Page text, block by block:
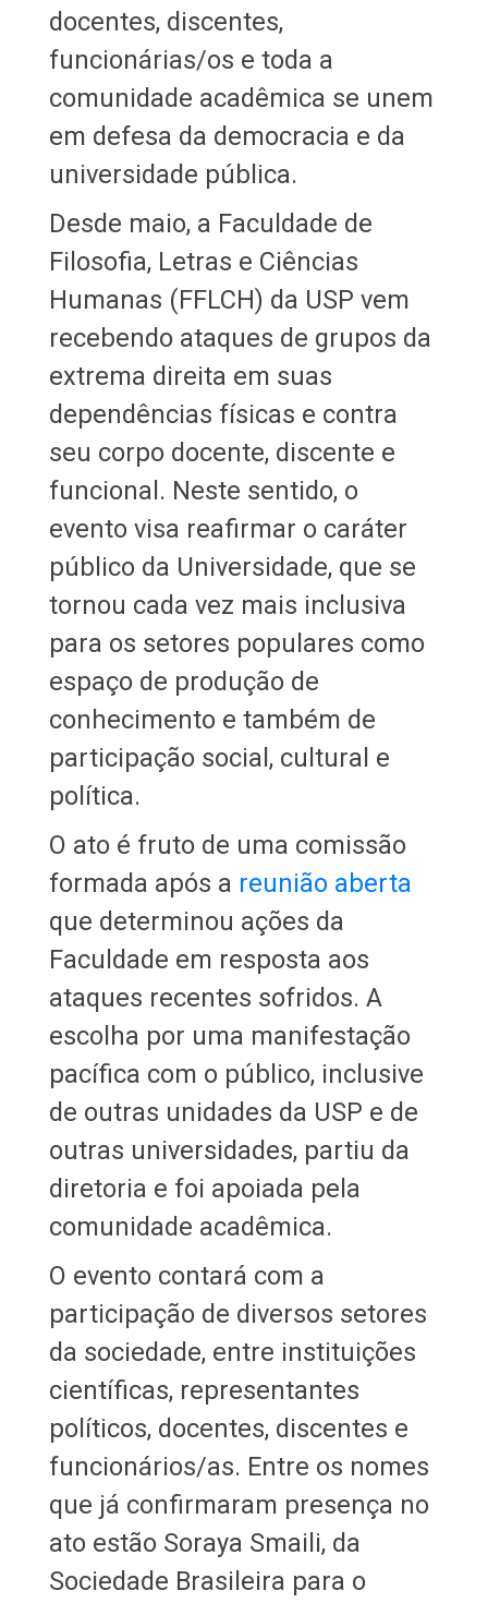
docentes, discentes,
funcionárias/os e toda a
comunidade acadêmica se unem
em defesa da democracia e da
universidade pública.
Desde maio, a Faculdade de
Filosofia, Letras e Ciências
Humanas (FFLCH) da USP vem
recebendo ataques de grupos da
extrema direita em suas
dependências físicas e contra
seu corpo docente, discente e
funcional. Neste sentido, o
evento visa reafirmar o caráter
público da Universidade, que se
tornou cada vez mais inclusiva
para os setores populares como
espaço de produção de
conhecimento e também de
participação social, cultural e
política.
O ato é fruto de uma comissão
formada após a reunião aberta
que determinou ações da
Faculdade em resposta aos
ataques recentes sofridos. A
escolha por uma manifestação
pacífica com o público, inclusive
de outras unidades da USP e de
outras universidades, partiu da
diretoria e foi apoiada pela
comunidade acadêmica.
O evento contará com a
participação de diversos setores
da sociedade, entre instituições
científicas, representantes
políticos, docentes, discentes e
funcionários/as. Entre os nomes
que já confirmaram presença no
ato estão Soraya Smaili, da
Sociedade Brasileira para o